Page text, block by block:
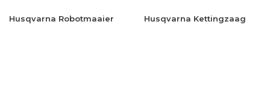
Husqvarna Robotmaaier Husqvarna Kettingzaag